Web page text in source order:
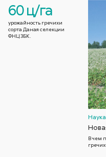
60 ц/га
урожайность гречихи
сорта Даная селекции
ФНЦ ЗБК.
Наука
В чем